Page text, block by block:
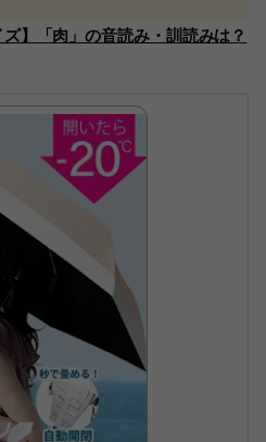
ズ】「肉」の音読み・訓読みは？